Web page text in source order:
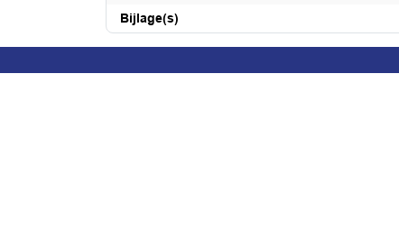
Bijlage(s)